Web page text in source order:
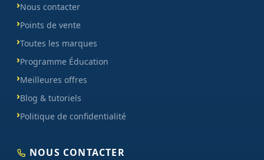
Nous contacter
Points de vente
Toutes les marques
Programme Éducation
Meilleures offres
Blog & tutoriels
Politique de confidentialité
NOUS CONTACTER